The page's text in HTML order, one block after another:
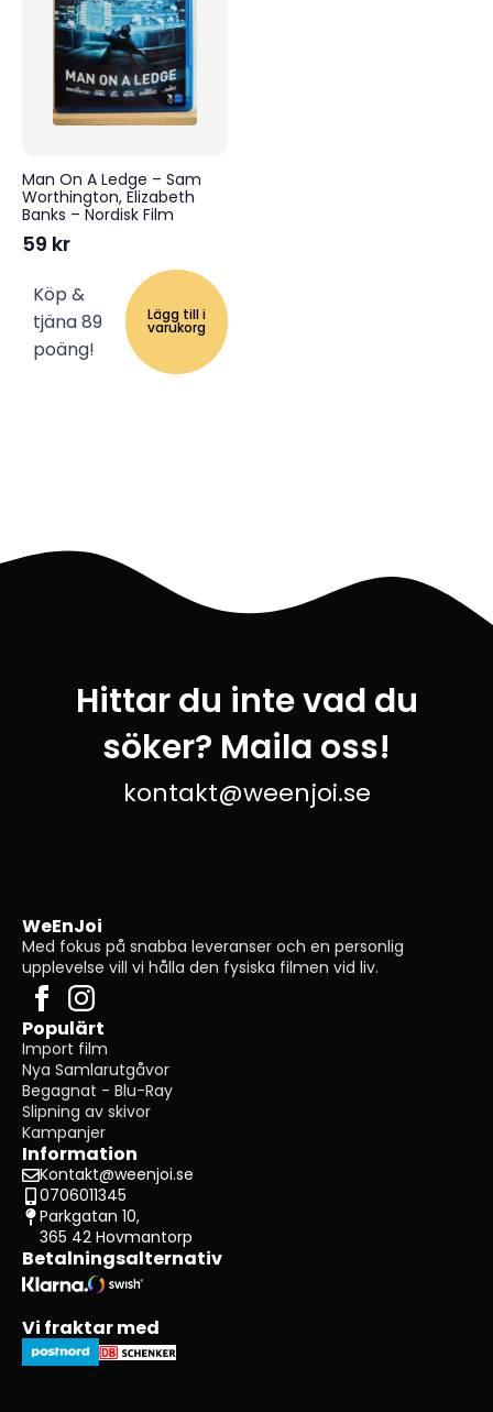
Man On A Ledge – Sam
Worthington, Elizabeth
Banks – Nordisk Film
59 kr
Köp &
tjäna 89
poäng!
Lägg till i
varukorg
Hittar du inte vad du
söker? Maila oss!
kontakt@weenjoi.se
WeEnJoi
Med fokus på snabba leveranser och en personlig
upplevelse vill vi hålla den fysiska filmen vid liv.
Populärt
Import film
Nya Samlarutgåvor
Begagnat - Blu-Ray
Slipning av skivor
Kampanjer
Information
Kontakt@weenjoi.se
0706011345
Parkgatan 10,
365 42 Hovmantorp
Betalningsalternativ
Vi fraktar med